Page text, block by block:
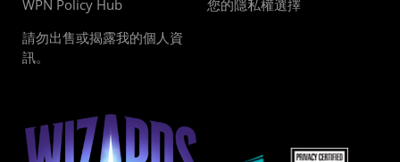
WPN Policy Hub
您的隱私權選擇
請勿出售或揭露我的個人資
訊。